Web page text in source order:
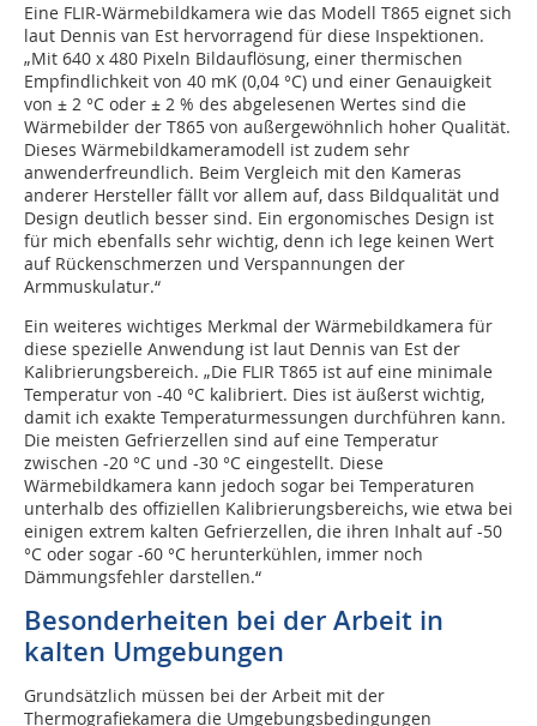
Eine FLIR-Wärmebildkamera wie das Modell T865 eignet sich
laut Dennis van Est hervorragend für diese Inspektionen.
„Mit 640 x 480 Pixeln Bildauflösung, einer thermischen
Empfindlichkeit von 40 mK (0,04 °C) und einer Genauigkeit
von ± 2 °C oder ± 2 % des abgelesenen Wertes sind die
Wärmebilder der T865 von außergewöhnlich hoher Qualität.
Dieses Wärmebildkameramodell ist zudem sehr
anwenderfreundlich. Beim Vergleich mit den Kameras
anderer Hersteller fällt vor allem auf, dass Bildqualität und
Design deutlich besser sind. Ein ergonomisches Design ist
für mich ebenfalls sehr wichtig, denn ich lege keinen Wert
auf Rückenschmerzen und Verspannungen der
Armmuskulatur.“
Ein weiteres wichtiges Merkmal der Wärmebildkamera für
diese spezielle Anwendung ist laut Dennis van Est der
Kalibrierungsbereich. „Die FLIR T865 ist auf eine minimale
Temperatur von -40 °C kalibriert. Dies ist äußerst wichtig,
damit ich exakte Temperaturmessungen durchführen kann.
Die meisten Gefrierzellen sind auf eine Temperatur
zwischen -20 °C und -30 °C eingestellt. Diese
Wärmebildkamera kann jedoch sogar bei Temperaturen
unterhalb des offiziellen Kalibrierungsbereichs, wie etwa bei
einigen extrem kalten Gefrierzellen, die ihren Inhalt auf -50
°C oder sogar -60 °C herunterkühlen, immer noch
Dämmungsfehler darstellen.“
Besonderheiten bei der Arbeit in
kalten Umgebungen
Grundsätzlich müssen bei der Arbeit mit der
Thermografiekamera die Umgebungsbedingungen